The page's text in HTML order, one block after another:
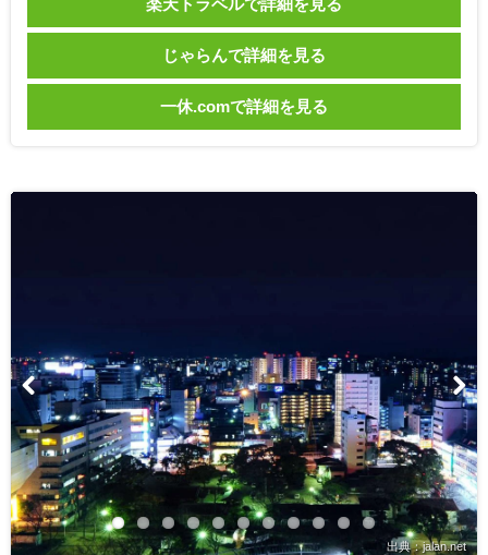
じゃらんで詳細を見る
一休.comで詳細を見る
出典：jalan.net